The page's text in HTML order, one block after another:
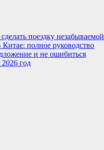
поездку незабываемой
полное руководство
и не ошибиться
год